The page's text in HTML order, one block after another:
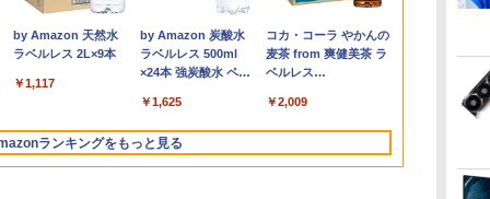
ートPC | 一年保証 | 第
7世代 | Core i5 7200U
2.5(～最大3.1)GHz |
MEM:8GB |
HDD:500GB | DVDマ
Win11Pro64Bit | ACア
ダプター付属
￥9,980
ブレットPC／着脱式キ
ーボード（intel 第九世
代Celeron
N4000/4GB/64GB
eMMC/HD IPS液晶
Type-C データ/充電
大128GB）/Windows
11 Pro／Dolby
ートパソコンoffice付
PC 初期設定済 15.6型
インテル高速CPU ラン
ダムで発送 メモリ4GB
～ 高速SSD1TB 最大
型番更新で在庫処分
第7世代
ストレージ
スパ抜群 本
Bluetooth
り上位】
拡張可能
8K｜デュ
年保証｜
モリ16GB SSD500GB
Windows11 デスクトップPC
WPS Office付き 1年保証
NVMe M.2 SSD 高性能 配信
動画編集 VTuber対応 eスポ
ーツ 初心者 ゲーミングパソ
【当日出荷】
￥149,800
i7-1355U 10コア/ メモリ
16GB/ SSD 1TB/ Windows
11/ Office付き/ Webカメラ/
デスクトップPC/ パールホワ
￥149,800
型デスクトッ
型 1920*1080 FHD ポー
タブルモニター IPS液晶
パネル 薄型 軽量 持ち運
び 壁掛けに対応
Switch/PS3/PS4/PS5/Xbox
HDMI対応【選べる種
類】タッチ/ケース付
￥8,980
【HDMI対応 / FULL
HD解像度】 大手メー
カー液晶 (Dell/HP/NEC
等) テレワーク デュア
ルモニター Switch
PS4 PS5対応 【整備済
フルHD ディスプレイ
アルモニター サブモニ
ター ゲーミングモニタ
ー ポータブルモニター
外付けモニター リモー
応 ブラック
￥594
高井啓介
Anker Soundcore
Liberty 5 ミッドナイ
【2026年アップグレ
ード版】AOKIMI ワ
イヤレスイヤホン
V12 小型軽量 ブルー
トゥースHi-Fi 最大
36時間再生 ぶるーと
ゅーす コードレス
￥1,964
Xiaomi シャオミ
REDMI Buds 8 Lite ワ
イヤレスイヤホン
キャンセリング ANC
36時間再生
￥3,480
見知らぬ糸
On My Road
(Stadium ver.)
￥250
On My Road
(Stadium ver.)
by Amazon 天然水
ラベルレス 2L×9本
￥1,117
by Amazon 炭酸水
ラベルレス 500ml
×24本 強炭酸水 ペッ
ットル (Smart
Basic)
￥1,625
コカ・コーラ やかんの
麦茶 from 爽健美茶 ラ
ベルレス
￥2,009
ランキングをもっと見る